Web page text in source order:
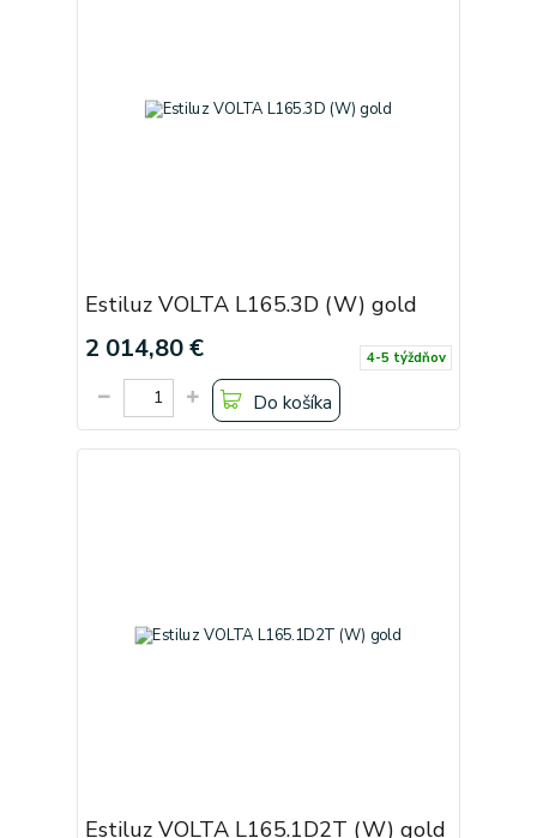
Estiluz VOLTA L165.3D (W) gold
2 014,80 € 4-5 týždňov
Do košíka
Estiluz VOLTA L165.1D2T (W) gold